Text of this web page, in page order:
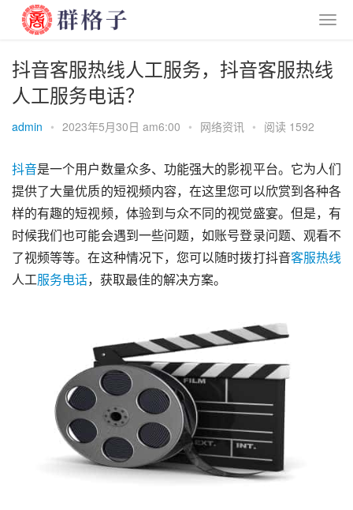
抖音客服热线人工服务，抖音客服热线
人工服务电话？
admin • 2023年5月30日 am6:00 • 网络资讯 • 阅读 1592
抖音是一个用户数量众多、功能强大的影视平台。它为人们
提供了大量优质的短视频内容，在这里您可以欣赏到各种各
样的有趣的短视频，体验到与众不同的视觉盛宴。但是，有
时候我们也可能会遇到一些问题，如账号登录问题、观看不
了视频等等。在这种情况下，您可以随时拨打抖音客服热线
人工服务电话，获取最佳的解决方案。